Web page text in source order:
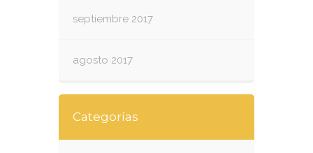
septiembre 2017
agosto 2017
Categorías